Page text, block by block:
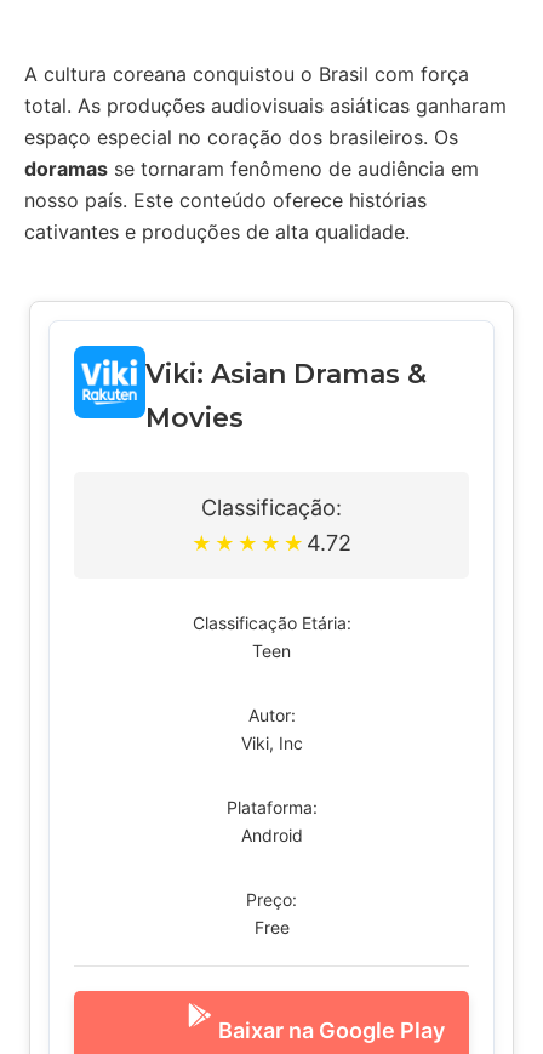
A cultura coreana conquistou o Brasil com força
total. As produções audiovisuais asiáticas ganharam
espaço especial no coração dos brasileiros. Os
doramas se tornaram fenômeno de audiência em
nosso país. Este conteúdo oferece histórias
cativantes e produções de alta qualidade.
Viki: Asian Dramas &
Movies
Classificação:
★ ★ ★ ★ ★ 4.72
Classificação Etária:
Teen
Autor:
Viki, Inc
Plataforma:
Android
Preço:
Free
Baixar na Google Play